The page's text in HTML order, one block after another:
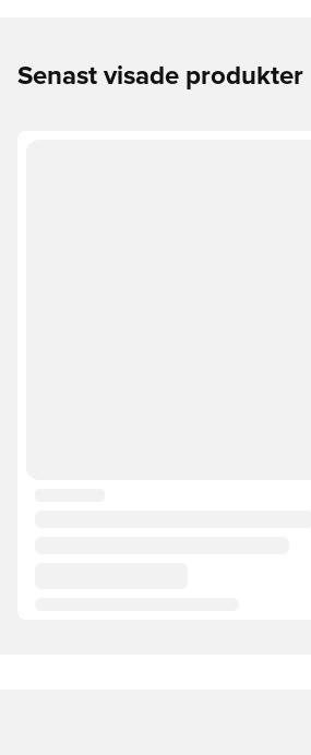
Senast visade produkter